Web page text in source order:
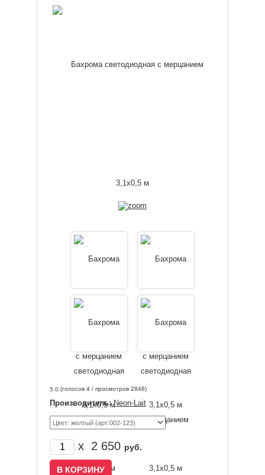
5.0 (голосов 4 / просмотров 2848)
Производитель: Neon-Lait
x 2 650 руб.